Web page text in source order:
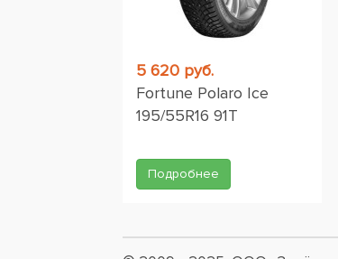
5 620 руб.
Fortune Polaro Ice
195/55R16 91T
Подробнее